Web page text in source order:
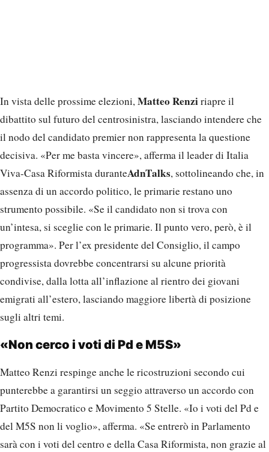
In vista delle prossime elezioni,Matteo Renziriapre il
dibattito sul futuro del centrosinistra, lasciando intendere che
il nodo del candidato premier non rappresenta la questione
decisiva. «Per me basta vincere», afferma il leader di Italia
Viva-Casa Riformista duranteAdnTalks, sottolineando che, in
assenza di un accordo politico, le primarie restano uno
strumento possibile. «Se il candidato non si trova con
un’intesa, si sceglie con le primarie. Il punto vero, però, è il
programma». Per l’ex presidente del Consiglio, il campo
progressista dovrebbe concentrarsi su alcune priorità
condivise, dalla lotta all’inflazione al rientro dei giovani
emigrati all’estero, lasciando maggiore libertà di posizione
sugli altri temi.
«Non cerco i voti di Pd e M5S»
Matteo Renzi respinge anche le ricostruzioni secondo cui
punterebbe a garantirsi un seggio attraverso un accordo con
Partito Democratico e Movimento 5 Stelle. «Io i voti del Pd e
del M5S non li voglio», afferma. «Se entrerò in Parlamento
sarà con i voti del centro e della Casa Riformista, non grazie al